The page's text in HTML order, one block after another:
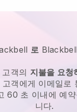
로 Blackbell
객의 지불을 요청
고객에게 이메일로
60 초 이내에 예
니다.